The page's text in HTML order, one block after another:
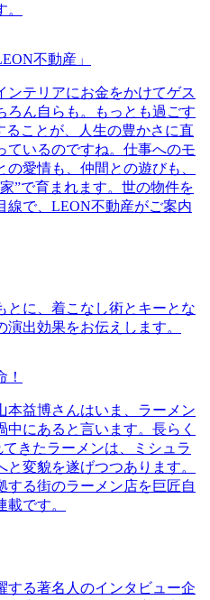
不動産」
ンテリアにお金をかけてゲス
ろん自らも。もっとも過ごす
ることが、人生の豊かさに直
ているのですね。仕事へのモ
愛情も、仲間との遊びも、
”で育まれます。世の物件を
線で、LEON不動産がご案内
とに、着こなし術とキーとな
出効果をお伝えします。
本益博さんはいま、ラーメン
中にあると言います。長らく
きたラーメンは、ミシュラ
変貌を遂げつつあります。
する街のラーメン店を巨匠自
です。
する著名人のインタビュー企